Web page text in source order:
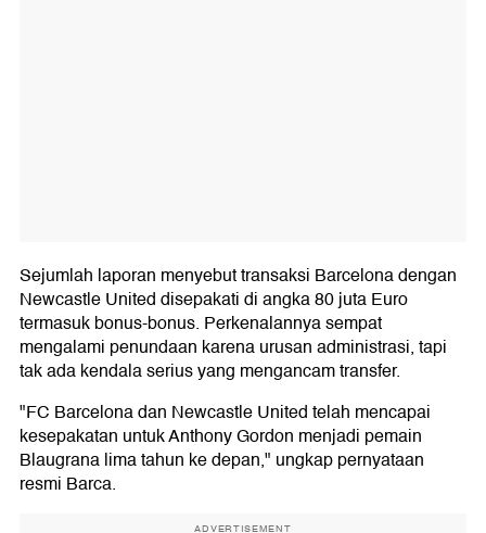
Sejumlah laporan menyebut transaksi Barcelona dengan
Newcastle United disepakati di angka 80 juta Euro
termasuk bonus-bonus. Perkenalannya sempat
mengalami penundaan karena urusan administrasi, tapi
tak ada kendala serius yang mengancam transfer.
"FC Barcelona dan Newcastle United telah mencapai
kesepakatan untuk Anthony Gordon menjadi pemain
Blaugrana lima tahun ke depan," ungkap pernyataan
resmi Barca.
ADVERTISEMENT